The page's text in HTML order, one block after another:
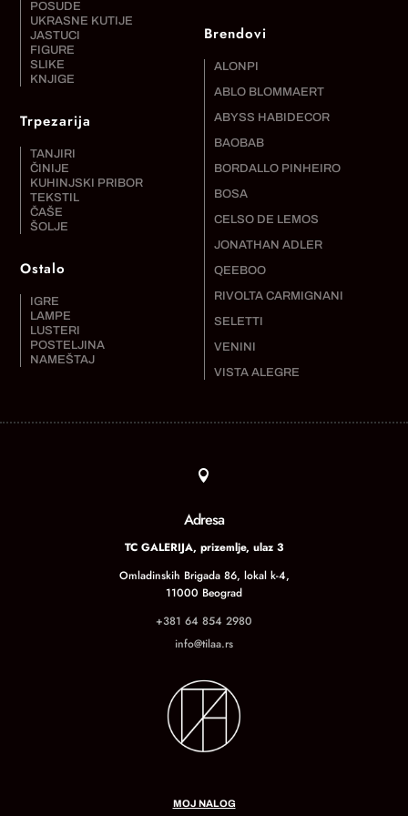
POSUDE
UKRASNE KUTIJE
JASTUCI
FIGURE
SLIKE
KNJIGE
Trpezarija
TANJIRI
ČINIJE
KUHINJSKI PRIBOR
TEKSTIL
ČAŠE
ŠOLJE
Ostalo
IGRE
LAMPE
LUSTERI
POSTELJINA
NAMEŠTAJ
Brendovi
ALONPI
ABLO BLOMMAERT
ABYSS HABIDECOR
BAOBAB
BORDALLO PINHEIRO
BOSA
CELSO DE LEMOS
JONATHAN ADLER
QEEBOO
RIVOLTA CARMIGNANI
SELETTI
VENINI
VISTA ALEGRE

Adresa
TC GALERIJA, prizemlje, ulaz 3
Omladinskih Brigada 86, lokal k-4,
11000 Beograd
+381 64 854 2980
info@tilaa.rs
MOJ NALOG